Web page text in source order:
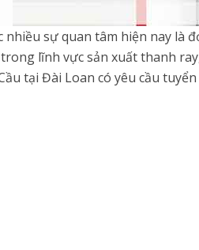
sự quan tâm hiện nay là
lĩnh vực sản xuất thanh
tại Đài Loan có yêu cầu